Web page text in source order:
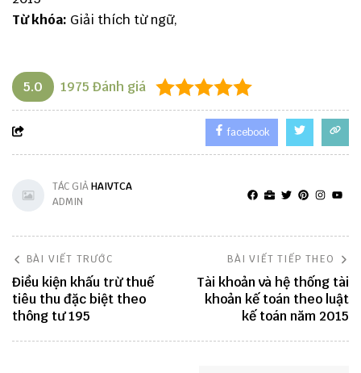
Từ khóa: Giải thích từ ngữ,
5.0 1975 Đánh giá
facebook
TÁC GIẢHAIVTCA
ADMIN
BÀI VIẾT TRƯỚC
Điều kiện khấu trừ thuế
tiêu thu đặc biệt theo
thông tư 195
BÀI VIẾT TIẾP THEO
Tài khoản và hệ thống tài
khoản kế toán theo luật
kế toán năm 2015